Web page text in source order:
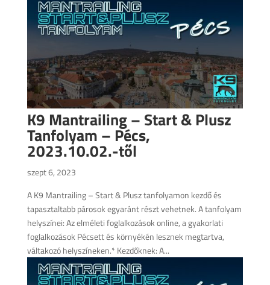
K9 Mantrailing – Start & Plusz
Tanfolyam – Pécs,
2023.10.02.-től
szept 6, 2023
A K9 Mantrailing – Start & Plusz tanfolyamon kezdő és
tapasztaltabb párosok egyaránt részt vehetnek. A tanfolyam
helyszínei: Az elméleti foglalkozások online, a gyakorlati
foglalkozások Pécsett és környékén lesznek megtartva,
váltakozó helyszíneken.* Kezdőknek: A...